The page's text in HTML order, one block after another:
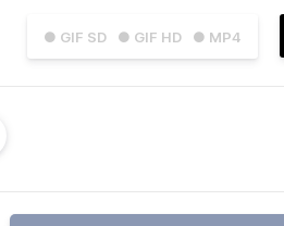
● GIF SD ● GIF HD ● MP4